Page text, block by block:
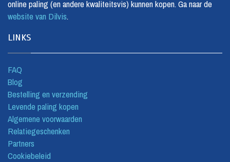
online paling (en andere kwaliteitsvis) kunnen kopen. Ga naar de
website van Dilvis.
LINKS
FAQ
Blog
Bestelling en verzending
Levende paling kopen
Algemene voorwaarden
Relatiegeschenken
Partners
Cookiebeleid